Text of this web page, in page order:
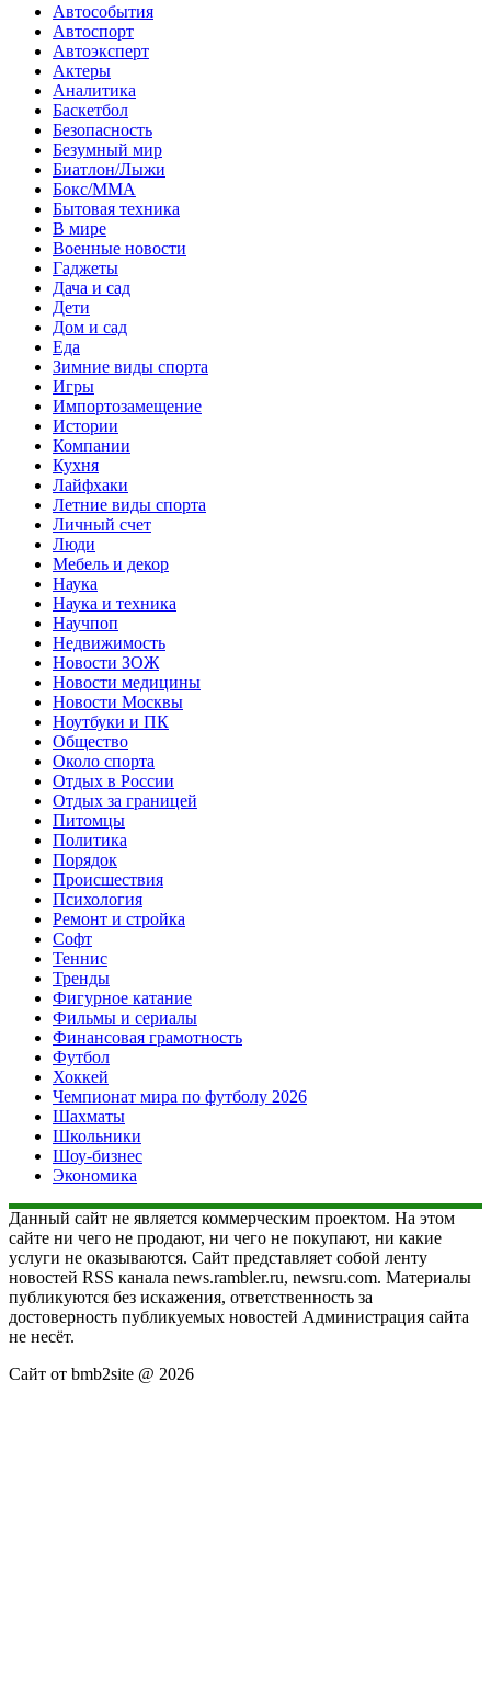
Автособытия
Автоспорт
Автоэксперт
Актеры
Аналитика
Баскетбол
Безопасность
Безумный мир
Биатлон/Лыжи
Бокс/MMA
Бытовая техника
В мире
Военные новости
Гаджеты
Дача и сад
Дети
Дом и сад
Еда
Зимние виды спорта
Игры
Импортозамещение
Истории
Компании
Кухня
Лайфхаки
Летние виды спорта
Личный счет
Люди
Мебель и декор
Наука
Наука и техника
Научпоп
Недвижимость
Новости ЗОЖ
Новости медицины
Новости Москвы
Ноутбуки и ПК
Общество
Около спорта
Отдых в России
Отдых за границей
Питомцы
Политика
Порядок
Происшествия
Психология
Ремонт и стройка
Софт
Теннис
Тренды
Фигурное катание
Фильмы и сериалы
Финансовая грамотность
Футбол
Хоккей
Чемпионат мира по футболу 2026
Шахматы
Школьники
Шоу-бизнес
Экономика
Данный сайт не является коммерческим проектом. На этом
сайте ни чего не продают, ни чего не покупают, ни какие
услуги не оказываются. Сайт представляет собой ленту
новостей RSS канала news.rambler.ru, newsru.com. Материалы
публикуются без искажения, ответственность за
достоверность публикуемых новостей Администрация сайта
не несёт.
Сайт от bmb2site @ 2026